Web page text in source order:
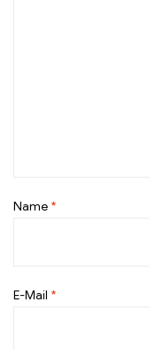
Name *
E-Mail *